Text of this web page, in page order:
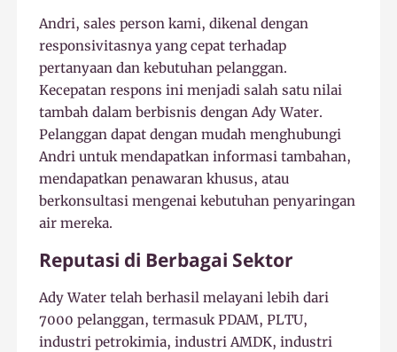
Andri, sales person kami, dikenal dengan
responsivitasnya yang cepat terhadap
pertanyaan dan kebutuhan pelanggan.
Kecepatan respons ini menjadi salah satu nilai
tambah dalam berbisnis dengan Ady Water.
Pelanggan dapat dengan mudah menghubungi
Andri untuk mendapatkan informasi tambahan,
mendapatkan penawaran khusus, atau
berkonsultasi mengenai kebutuhan penyaringan
air mereka.
Reputasi di Berbagai Sektor
Ady Water telah berhasil melayani lebih dari
7000 pelanggan, termasuk PDAM, PLTU,
industri petrokimia, industri AMDK, industri